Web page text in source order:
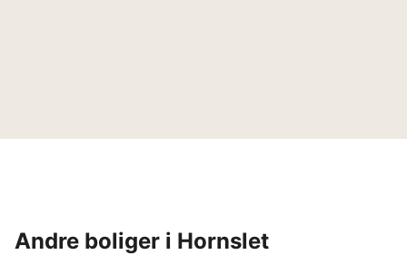
Andre boliger i Hornslet